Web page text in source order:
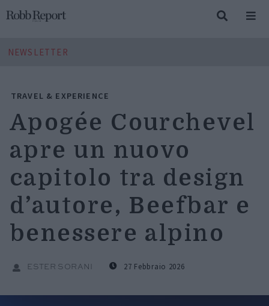
NEWSLETTER
TRAVEL & EXPERIENCE
Apogée Courchevel
apre un nuovo
capitolo tra design
d’autore, Beefbar e
benessere alpino
ESTER SORANI 27 Febbraio 2026